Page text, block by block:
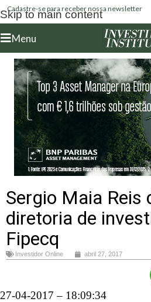
Skip to main content
Cadastre-se para receber nossa newsletter
Menu
Sergio Maia Reis
diretoria de
Fipecq
Investidor Online abril 27, 2017
27-04-2017 – 18:09:34